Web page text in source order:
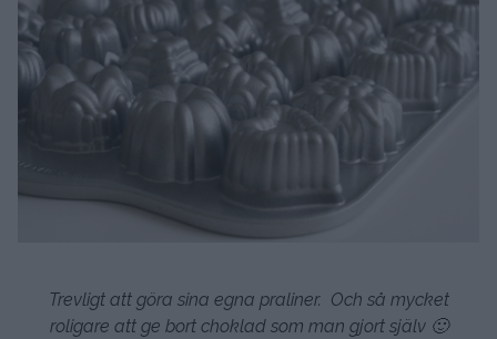
Trevligt att göra sina egna praliner. Och så mycket
roligare att ge bort choklad som man gjort själv 🙂